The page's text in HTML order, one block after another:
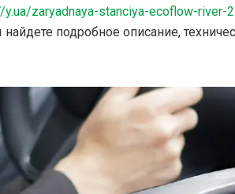
y.ua/zaryadnaya-stanciya-ecoflow-river-
подробное описание,